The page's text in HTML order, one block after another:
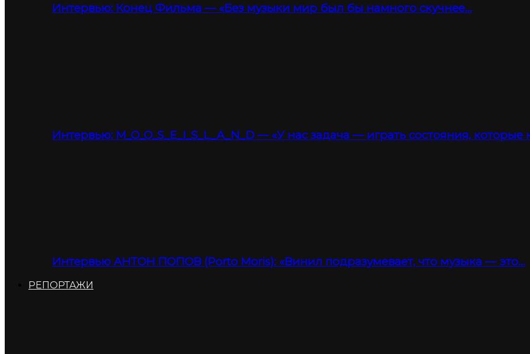
Интервью: Конец Фильма — «Без музыки мир был бы намного скучнее…
Интервью: M_O_O_S_E_I_S_L_A_N_D — «У нас задача — играть состояния, которые
Интервью АНТОН ПОПОВ (Porto Moris): «Винил подразумевает, что музыка — это…
РЕПОРТАЖИ